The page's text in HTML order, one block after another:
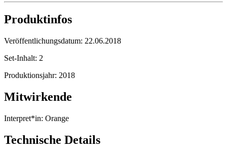
Produktinfos
Veröffentlichungsdatum: 22.06.2018
Set-Inhalt: 2
Produktionsjahr: 2018
Mitwirkende
Interpret*in: Orange
Technische Details